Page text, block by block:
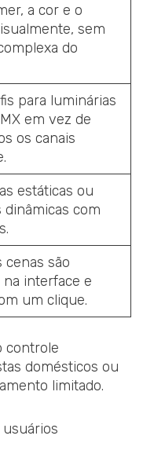
a cor e o
sem
do
para luminárias
em vez de
os canais
estáticas ou
com
cenas são
na interface e
um clique.
controle
domésticos ou
limitado.